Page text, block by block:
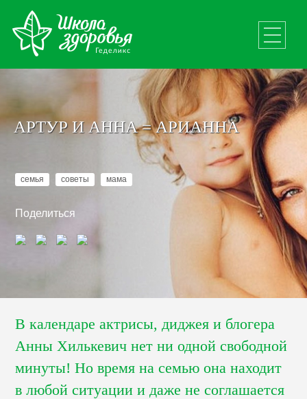
АРТУР И АННА = АРИАННА
семья советы мама
Поделиться
В календаре актрисы, диджея и блогера
Анны Хилькевич нет ни одной свободной
минуты! Но время на семью она находит
в любой ситуации и даже не соглашается